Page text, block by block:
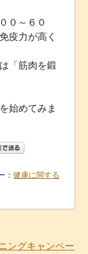
０～６０
疫力が高く
「筋肉を鍛
始めてみま
：健康に関する
ングキャンペー